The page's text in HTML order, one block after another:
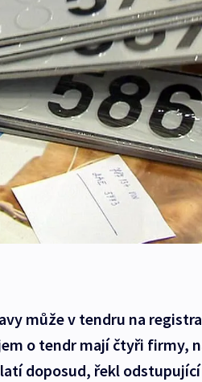
může v tendru na
o tendr mají čtyři firmy,
doposud, řekl